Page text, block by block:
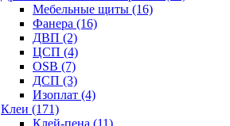
Мебельные щиты (16)
Фанера (16)
ДВП (2)
ЦСП (4)
OSB (7)
ДСП (3)
Изоплат (4)
Клеи (171)
Клей-пена (11)